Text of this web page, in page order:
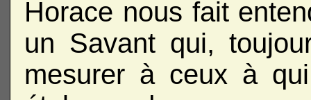
Horace nous fait
un Savant qui,
mesurer à ceux à